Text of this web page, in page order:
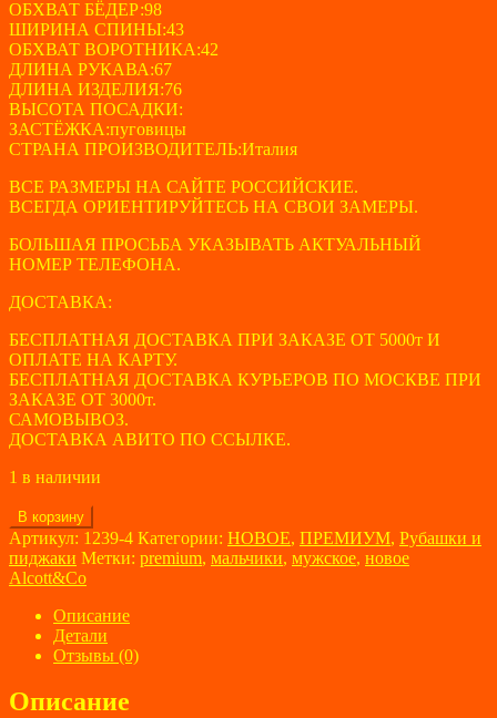
ОБХВАТ БЁДЕР:98
ШИРИНА СПИНЫ:43
ОБХВАТ ВОРОТНИКА:42
ДЛИНА РУКАВА:67
ДЛИНА ИЗДЕЛИЯ:76
ВЫСОТА ПОСАДКИ:
ЗАСТЁЖКА:пуговицы
СТРАНА ПРОИЗВОДИТЕЛЬ:Италия
ВСЕ РАЗМЕРЫ НА САЙТЕ РОССИЙСКИЕ.
ВСЕГДА ОРИЕНТИРУЙТЕСЬ НА СВОИ ЗАМЕРЫ.
БОЛЬШАЯ ПРОСЬБА УКАЗЫВАТЬ АКТУАЛЬНЫЙ
НОМЕР ТЕЛЕФОНА.
ДОСТАВКА:
БЕСПЛАТНАЯ ДОСТАВКА ПРИ ЗАКАЗЕ ОТ 5000т И
ОПЛАТЕ НА КАРТУ.
БЕСПЛАТНАЯ ДОСТАВКА КУРЬЕРОВ ПО МОСКВЕ ПРИ
ЗАКАЗЕ ОТ 3000т.
САМОВЫВОЗ.
ДОСТАВКА АВИТО ПО ССЫЛКЕ.
1 в наличии
Количество
товара
Рубашка
мужская
размер
В корзину
Артикул: 1239-4 Категории: НОВОЕ, ПРЕМИУМ, Рубашки и
пиджаки Метки: premium, мальчики, мужское, новое
Alcott&Co
Описание
Детали
Отзывы (0)
Описание